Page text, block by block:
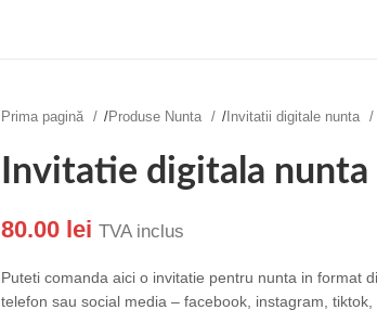
Prima pagină /Produse Nunta /Invitatii digitale nunta
Invitatie digitala
80.00 lei TVA inclus
Puteti comanda aici o invitatie pentru nunta in format
telefon sau social media – facebook, instagram, tiktok,